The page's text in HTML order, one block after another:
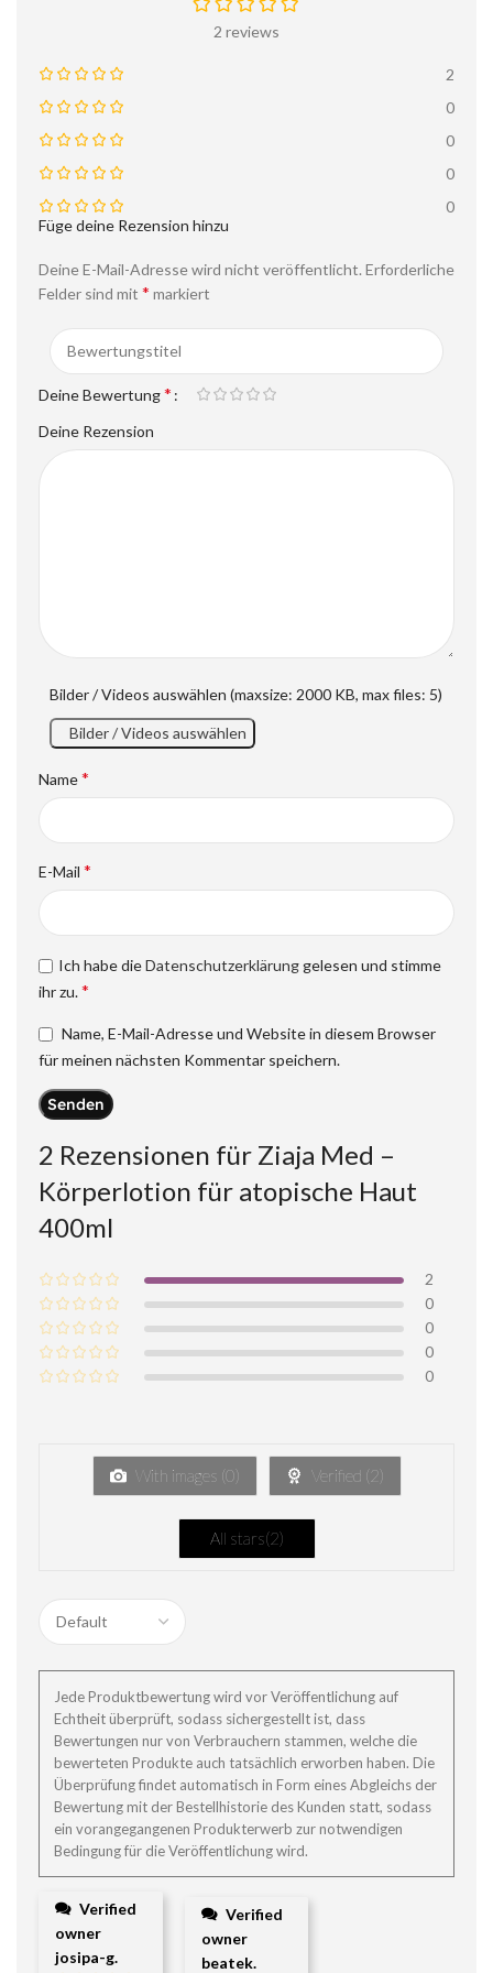
2 reviews
2
0
0
0
0
2 Rezensionen für Ziaja Med –
Körperlotion für atopische Haut
400ml
2
0
0
0
0
With images (0) Verified (2 )
All stars(2)
Jede Produktbewertung wird vor Veröffentlichung auf
Echtheit überprüft, sodass sichergestellt ist, dass
Bewertungen nur von Verbrauchern stammen, welche die
bewerteten Produkte auch tatsächlich erworben haben. Die
Überprüfung findet automatisch in Form eines Abgleichs der
Bewertung mit der Bestellhistorie des Kunden statt, sodass
ein vorangegangenen Produkterwerb zur notwendigen
Bedingung für die Veröffentlichung wird.
Verified
owner
josipa-g.
Verified
owner
beatek.
Füge deine Rezension hinzu
Deine E-Mail-Adresse wird nicht veröffentlicht. Erforderliche
Felder sind mit * markiert
Deine Bewertung*
Deine Rezension
Bilder / Videos auswählen (maxsize: 2000 KB, max files: 5)
Bilder / Videos auswählen
Name*
E-Mail *
Ich habe dieDatenschutzerklärung gelesen und stimme
ihr zu.*
Name, E-Mail-Adresse und Website in diesem Browser
für meinen nächsten Kommentar speichern.